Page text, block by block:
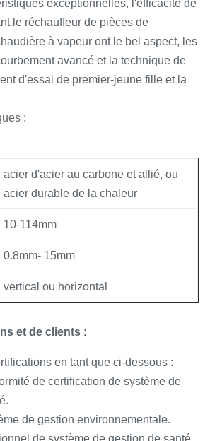
exceptionnelles, l'efficacité de
le réchauffeur de pièces de
à vapeur ont le bel aspect, les
avancé et la technique de
d'essai de premier-jeune fille et la
:
acier d'acier au carbone et allié, ou
acier durable de la chaleur
10-114mm
0.8mm- 15mm
vertical ou horizontal
et de clients :
en tant que ci-dessous :
de certification de système de
de gestion environnementale.
de système de gestion de santé